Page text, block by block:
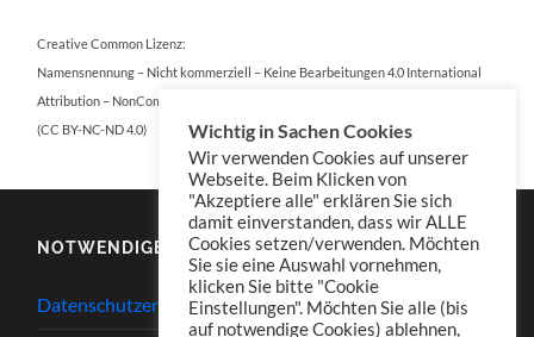
Creative Common Lizenz:
Namensnennung – Nicht kommerziell – Keine Bearbeitungen 4.0 International
Attribution – NonCommercial – NoDerivatives 4.0 International
(CC BY-NC-ND 4.0)
NOTWENDIGES
Datenschutzerklärung
Wichtig in Sachen Cookies
Wir verwenden Cookies auf unserer
Webseite. Beim Klicken von
"Akzeptiere alle" erklären Sie sich
damit einverstanden, dass wir ALLE
Cookies setzen/verwenden. Möchten
Sie sie eine Auswahl vornehmen,
klicken Sie bitte "Cookie
Einstellungen". Möchten Sie alle (bis
auf notwendige Cookies) ablehnen,